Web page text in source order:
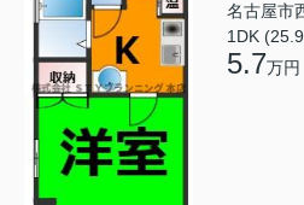
名古屋市
1DK
5.7万円